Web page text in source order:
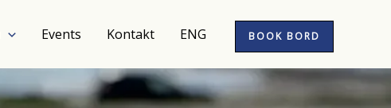
Events Kontakt ENG BOOK BORD